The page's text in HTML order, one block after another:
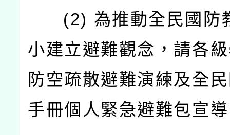
(2) 為推動全民國防
小建立避難觀念，請各
防空疏散避難演練及全
手冊個人緊急避難包宣